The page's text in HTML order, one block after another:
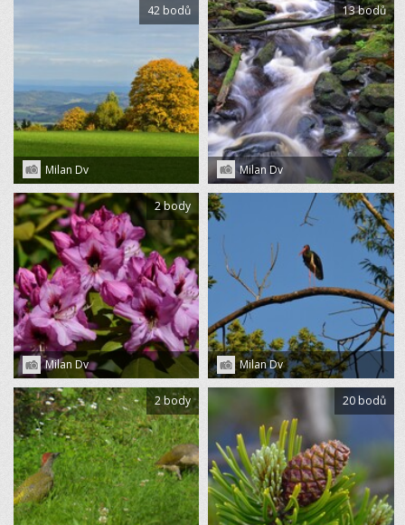
Milan Dv
42 bodů
Milan Dv
13 bodů
Milan Dv
2 body
Milan Dv
2 body 20 bodů